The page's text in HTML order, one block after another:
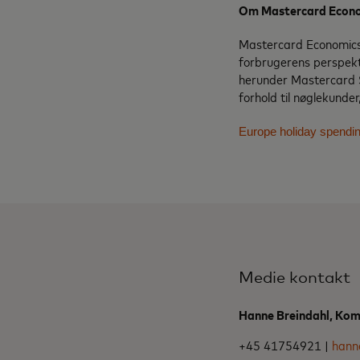
Om Mastercard
Mastercard
forbrugerens
herunder
forhold til
Europe holiday
Medie kontakt
Hanne Breindahl,
+45 41754921 |